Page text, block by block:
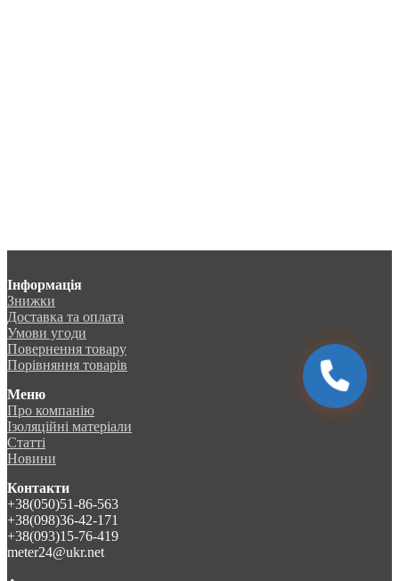
Інформація
Знижки
Доставка та оплата
Умови угоди
Повернення товару
Порівняння товарів
Меню
Про компанію
Ізоляційні матеріали
Статті
Новини
Контакти
+38(050)51-86-563
+38(098)36-42-171
+38(093)15-76-419
meter24@ukr.net